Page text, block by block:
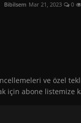
Bibilsem Mar 21, 2023 0
ve özel
için abone listemize